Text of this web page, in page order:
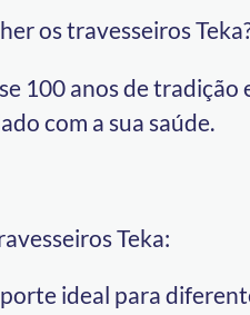
os travesseiros
100 anos de
com a sua saúde.
Teka:
ideal para